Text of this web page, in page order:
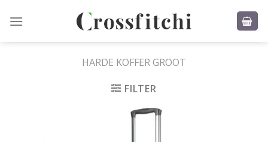
HARDE KOFFER GROOT
FILTER